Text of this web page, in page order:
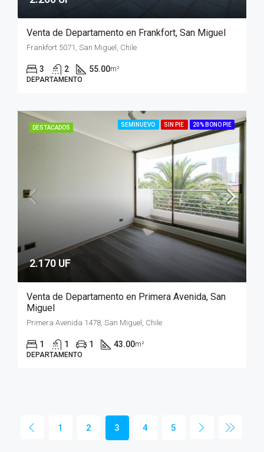
Venta de Departamento en Frankfort, San Miguel
Frankfort 5071, San Miguel, Chile
3 2 55.00m²
DEPARTAMENTO
DESTACADOS SEMINUEVO SIN PIE 20% BONO PIE
2.170 UF
Venta de Departamento en Primera Avenida, San
Miguel
Primera Avenida 1478, San Miguel, Chile
1 1 1 43.00m²
DEPARTAMENTO
1 2 3 4 5